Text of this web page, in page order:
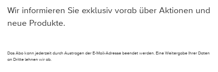
Wir informieren Sie exklusiv vorab über Aktionen und
neue Produkte.
Das Abo kann jederzeit durch Austragen der E-Mail-Adresse beendet werden. Eine Weitergabe Ihrer Daten
an Dritte lehnen wir ab.